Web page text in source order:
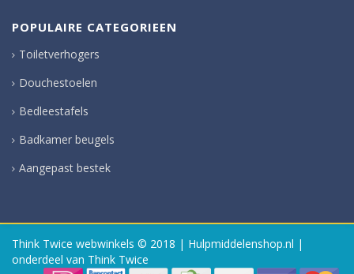
POPULAIRE CATEGORIEEN
Toiletverhogers
Douchestoelen
Bedleestafels
Badkamer beugels
Aangepast bestek
Think Twice webwinkels © 2018 | Hulpmiddelenshop.nl |
onderdeel van Think Twice